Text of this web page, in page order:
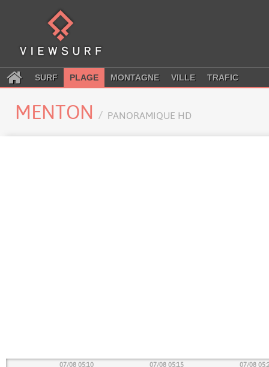
SURF PLAGE MONTAGNE VILLE TRAFIC
MENTON PANORAMIQUE HD
07/08 05:10 07/08 05:15 07/08